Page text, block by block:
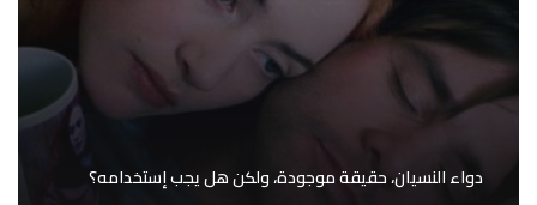
دواء النسيان، حقيقة موجودة، ولكن هل يجب إستخدامه؟